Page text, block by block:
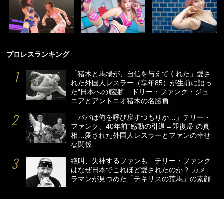
プロレスランキング
「猪木と馬場が、自信を与えてくれた」愛さ
れた外国人レスラー（享年85）が生前に語っ
た“日本への感謝”…ドリー・ファンク・ジュ
ニアとアントニオ猪木の名勝負
「ババは俺を呼び戻すつもりか…」テリー・
ファンク、40年前“感動の引退→即復帰”の真
相…愛された外国人レスラーとファンの幸せ
な関係
絶叫、失神するファンも…テリー・ファンク
はなぜ日本でこれほど愛されたのか？ カメ
ラマンが見つめた「テキサスの荒馬」の素顔